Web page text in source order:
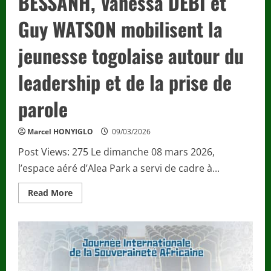
Guy WATSON mobilisent la
jeunesse togolaise autour du
leadership et de la prise de
parole
Marcel HONYIGLO 09/03/2026
Post Views: 275 Le dimanche 08 mars 2026,
l’espace aéré d’Alea Park a servi de cadre à...
Read MoreRead
more
LEADERSHIP
&
IMPACT
2026
:
Richard